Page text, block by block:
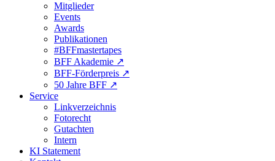
Mitglieder
Events
Awards
Publikationen
#BFFmastertapes
BFF Akademie ↗︎
BFF-Förderpreis ↗︎
50 Jahre BFF ↗︎
Service
Linkverzeichnis
Fotorecht
Gutachten
Intern
KI Statement